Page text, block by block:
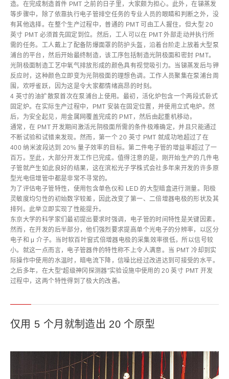
造。在完成制造首件 PMT 之前的日子里，大家颇为担心。此外，在锑蒸发
等步骤中，除了依靠执行电子管排空任务的专业人员的眼睛和判断之外，没
有其他选择。在整个生产过程中，普通的 PMT 可由工人握住，但大型 20
英寸 PMT 必须首先固定到位。然后，工人可以在 PMT 外部走动并执行所
需的任务。工人戴上了配备防爆面罩的防护头盔，沿着台阶走上放着大型泵
浦台的平台，然后开始最终制造，该工序包括制造光阴极面和密封 PMT。
光阴极面制造工艺中氧气排放形成的颜色具有视觉吸引力。当锑蒸发后与钾
反应时，这种颜色立即变为光阴极面的理想色调。工作人员聚集在泵浦台周
围，欢呼雀跃，因为这是令大家都情绪高昂的时刻。
4 英寸的油扩散泵首次在泵浦台上使用。最初，活化炉包含一个两段式卧式
固定炉。在实际生产过程中，PMT 安装在固定位置，并使用立式电炉。然
后，为安全起见，用金属网覆盖完成的 PMT，然后由起重机移动。
通常，在 PMT 开发期间激活光阴极面所需的条件极难确定，并且只能通过
不断试验和试错来发现。然而，第一个 20 英寸 PMT 就成功地超过了在
400 纳米波段达到 20% 量子效率的目标。第二件电子管的增益率超过了一
百万。至此，大部分开发工作已完成。值得注意的是，刚开始生产的几件电
子管就产生如此良好的结果，这在滨松光子学株式会社多年来开发的许多原
型光电倍增管中都是非常不寻常的。
为了评估电子管特性，使用包含单色仪和 LED 的大型暗盒进行测量。阳极
灵敏度均匀性的初始数字较差，因此改变了第一、二倍增器电极的形状及其
排列。此举立即实现了性能提升。
东京大学的科学家们最初提出要求时强调，电子管的时间特性是关键因素。
然而，在开发的后半部分，他们强烈要求提高单个光电子的分辨率，以区分
电子和 μ 介子。当时软百叶窗式倍增器电极的采集效率很低，所以信号较
小。就这一点而言，电子管器件的特性称不上令人满意。当 PMT 冷却到实
际操作中使用的水温时，暗电流下降，信噪比经过改进达到可接受的水平。
之后多年，在大型“超级神冈探测器”实验设施中使用的 20 英寸 PMT 开发
过程中，这两个特性得到了极大的改善。
仅用 5 个月就制造出 20 个原型